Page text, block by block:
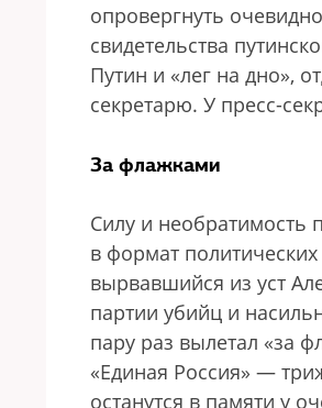
опровергнуть
свидетельства
Путин и «лег на дно»,
секретарю. У пресс-
За флажками
Силу и необратимость
в формат
вырвавшийся из уст
партии убийц и
пару раз вылетал «за
«Единая Россия» —
останутся в памяти у